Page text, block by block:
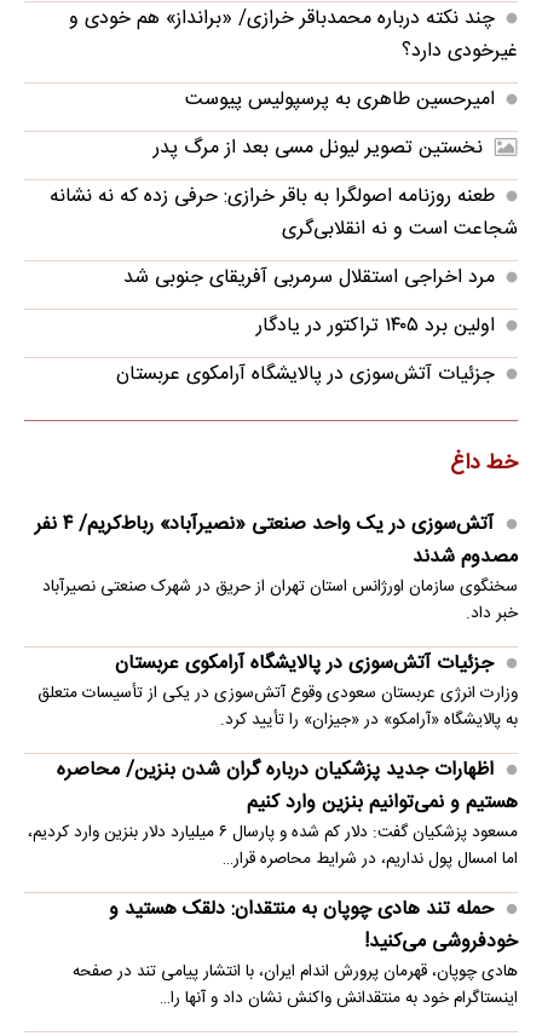
چند نکته درباره محمدباقر خرازی/ «برانداز» هم خودی و
غیرخودی دارد؟
امیرحسین طاهری به پرسپولیس پیوست
نخستین تصویر لیونل مسی بعد از مرگ پدر
طعنه روزنامه اصولگرا به باقر خرازی: حرفی زده که نه نشانه
شجاعت است و نه انقلابی‌گری
مرد اخراجی استقلال سرمربی آفریقای جنوبی شد
اولین برد ۱۴۰۵ تراکتور در یادگار
جزئیات آتش‌سوزی در پالایشگاه آرامکوی عربستان
خط داغ
آتش‌سوزی در یک واحد صنعتی «نصیرآباد» رباط‌کریم/ ۴ نفر
مصدوم شدند
سخنگوی سازمان اورژانس استان تهران از حریق در شهرک صنعتی نصیرآباد
خبر داد.
جزئیات آتش‌سوزی در پالایشگاه آرامکوی عربستان
وزارت انرژی عربستان سعودی وقوع آتش‌سوزی در یکی از تأسیسات متعلق
به پالایشگاه «آرامکو» در «جیزان» را تأیید کرد.
اظهارات جدید پزشکیان درباره گران شدن بنزین/ محاصره
هستیم و نمی‌توانیم بنزین وارد کنیم
مسعود پزشکیان گفت: دلار کم شده و پارسال ۶ میلیارد دلار بنزین وارد کردیم،
اما امسال پول نداریم، در شرایط محاصره قرار…
حمله تند هادی چوپان به منتقدان: دلقک هستید و
خودفروشی می‌کنید!
هادی چوپان، قهرمان پرورش اندام ایران، با انتشار پیامی تند در صفحه
اینستاگرام خود به منتقدانش واکنش نشان داد و آنها را…